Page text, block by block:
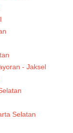
- Jaksel
Selatan